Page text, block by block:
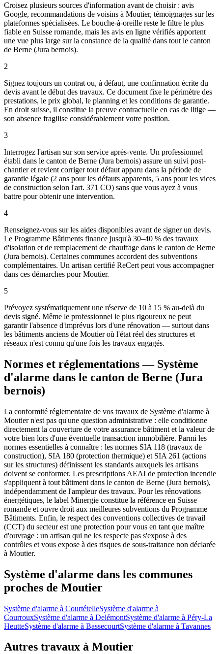
Croisez plusieurs sources d'information avant de choisir : avis
Google, recommandations de voisins à Moutier, témoignages sur les
plateformes spécialisées. Le bouche-à-oreille reste le filtre le plus
fiable en Suisse romande, mais les avis en ligne vérifiés apportent
une vue plus large sur la constance de la qualité dans tout le canton
de Berne (Jura bernois).
2
Signez toujours un contrat ou, à défaut, une confirmation écrite du
devis avant le début des travaux. Ce document fixe le périmètre des
prestations, le prix global, le planning et les conditions de garantie.
En droit suisse, il constitue la preuve contractuelle en cas de litige —
son absence fragilise considérablement votre position.
3
Interrogez l'artisan sur son service après-vente. Un professionnel
établi dans le canton de Berne (Jura bernois) assure un suivi post-
chantier et revient corriger tout défaut apparu dans la période de
garantie légale (2 ans pour les défauts apparents, 5 ans pour les vices
de construction selon l'art. 371 CO) sans que vous ayez à vous
battre pour obtenir une intervention.
4
Renseignez-vous sur les aides disponibles avant de signer un devis.
Le Programme Bâtiments finance jusqu'à 30–40 % des travaux
d'isolation et de remplacement de chauffage dans le canton de Berne
(Jura bernois). Certaines communes accordent des subventions
complémentaires. Un artisan certifié ReCert peut vous accompagner
dans ces démarches pour Moutier.
5
Prévoyez systématiquement une réserve de 10 à 15 % au-delà du
devis signé. Même le professionnel le plus rigoureux ne peut
garantir l'absence d'imprévus lors d'une rénovation — surtout dans
les bâtiments anciens de Moutier où l'état réel des structures et
réseaux n'est connu qu'une fois les travaux engagés.
Normes et réglementations — Système
d'alarme dans le canton de Berne (Jura
bernois)
La conformité réglementaire de vos travaux de Système d'alarme à
Moutier n'est pas qu'une question administrative : elle conditionne
directement la couverture de votre assurance bâtiment et la valeur de
votre bien lors d'une éventuelle transaction immobilière. Parmi les
normes essentielles à connaître : les normes SIA 118 (travaux de
construction), SIA 180 (protection thermique) et SIA 261 (actions
sur les structures) définissent les standards auxquels les artisans
doivent se conformer. Les prescriptions AEAI de protection incendie
s'appliquent à tout bâtiment dans le canton de Berne (Jura bernois),
indépendamment de l'ampleur des travaux. Pour les rénovations
énergétiques, le label Minergie constitue la référence en Suisse
romande et ouvre droit aux meilleures subventions du Programme
Bâtiments. Enfin, le respect des conventions collectives de travail
(CCT) du secteur est une protection pour vous en tant que maître
d'ouvrage : un artisan qui ne les respecte pas s'expose à des
contrôles et vous expose à des risques de sous-traitance non déclarée
à Moutier.
Système d'alarme dans les communes
proches de Moutier
Système d'alarme à CourtételleSystème d'alarme à
CourrouxSystème d'alarme à DelémontSystème d'alarme à Péry-La
HeutteSystème d'alarme à BassecourtSystème d'alarme à Tavannes
Autres travaux à Moutier